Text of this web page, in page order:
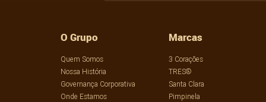
O Grupo
Quem Somos
Nossa História
Governança Corporativa
Onde Estamos
Marcas
3 Corações
TRES®
Santa Clara
Pimpinela